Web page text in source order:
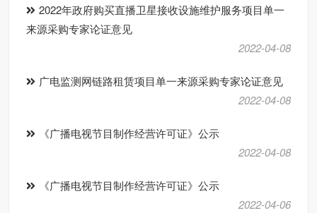
2022年政府购买直播卫星接收设施维护服务项目单一
来源采购专家论证意见
2022-04-08
广电监测网链路租赁项目单一来源采购专家论证意见
2022-04-08
《广播电视节目制作经营许可证》公示
2022-04-08
《广播电视节目制作经营许可证》公示
2022-04-06